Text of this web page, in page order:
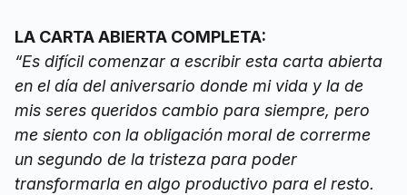
LA CARTA ABIERTA COMPLETA:
“Es difícil comenzar a escribir esta carta abierta
en el día del aniversario donde mi vida y la de
mis seres queridos cambio para siempre, pero
me siento con la obligación moral de correrme
un segundo de la tristeza para poder
transformarla en algo productivo para el resto.